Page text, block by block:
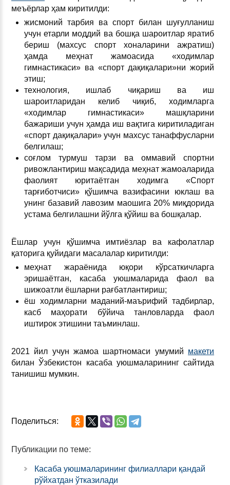
меъёрлар ҳам киритилди:
жисмоний тарбия ва спорт билан шуғулланиш
учун етарли моддий ва бошқа шароитлар яратиб
бериш (махсус спорт хоналарини ажратиш)
ҳамда меҳнат жамоасида «ходимлар
гимнастикаси» ва «спорт дақиқалари»ни жорий
этиш;
технология, ишлаб чиқариш ва иш
шароитларидан келиб чиқиб, ходимларга
«ходимлар гимнастикаси» машқларини
бажариши учун ҳамда иш вақтига киритиладиган
«спорт дақиқалари» учун махсус танаффусларни
белгилаш;
соғлом турмуш тарзи ва оммавий спортни
ривожлантириш мақсадида меҳнат жамоаларида
фаолият юритаётган ходимга «Спорт
тарғиботчиси» қўшимча вазифасини юклаш ва
унинг базавий лавозим маошига 20% миқдорида
устама белгилашни йўлга қўйиш ва бошқалар.
Ёшлар учун қўшимча имтиёзлар ва кафолатлар
қаторига қуйидаги масалалар киритилди:
меҳнат жараёнида юқори кўрсаткичларга
эришаётган, касаба уюшмаларида фаол ва
шижоатли ёшларни рағбатлантириш;
ёш ходимларни маданий-маърифий тадбирлар,
касб маҳорати бўйича танловларда фаол
иштирок этишини таъминлаш.
2021 йил учун жамоа шартномаси умумий макети
билан Ўзбекистон касаба уюшмаларининг сайтида
танишиш мумкин.
Поделиться:
Публикации по теме:
Касаба уюшмаларининг филиаллари қандай
рўйхатдан ўтказилади